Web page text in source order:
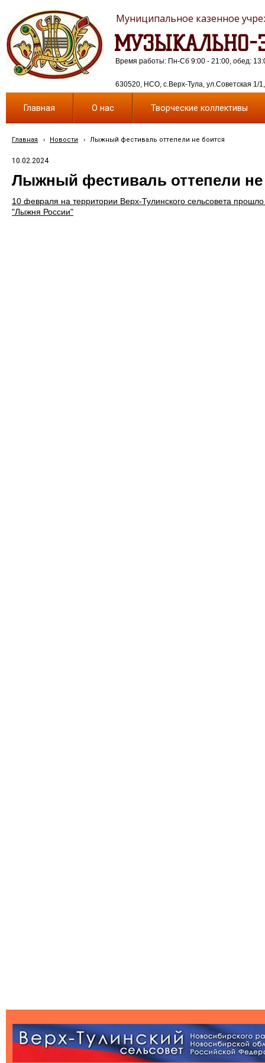
МУЗЫКАЛЬНО-
Муниципальное казенное
630520, НСО, с.Верх-Тула, ул.Советская 1/
Время работы: Пн-Сб 9:00 - 21:00, обед:
Главная О нас Творческие коллективы
Главная › Новости › Лыжный фестиваль оттепели не боится
10.02.2024
Лыжный фестиваль оттепели не
10 февраля на территории Верх-Тулинского сельсовета
"Лыжня России"